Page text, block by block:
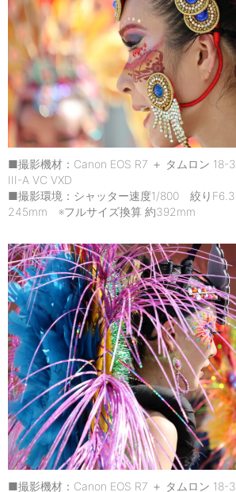
■撮影機材：Canon EOS R7 ＋ タムロン
III-A VC VXD
■撮影環境：シャッター速度1/800 絞り
245mm ※フルサイズ換算 約392mm
■撮影機材：Canon EOS R7 ＋ タムロン